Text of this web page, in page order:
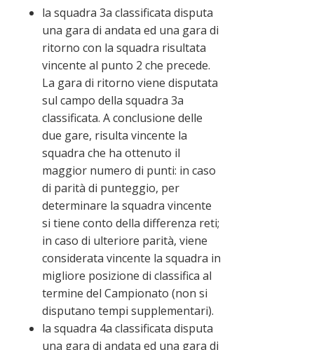
la squadra 3a classificata disputa
una gara di andata ed una gara di
ritorno con la squadra risultata
vincente al punto 2 che precede.
La gara di ritorno viene disputata
sul campo della squadra 3a
classificata. A conclusione delle
due gare, risulta vincente la
squadra che ha ottenuto il
maggior numero di punti: in caso
di parità di punteggio, per
determinare la squadra vincente
si tiene conto della differenza reti;
in caso di ulteriore parità, viene
considerata vincente la squadra in
migliore posizione di classifica al
termine del Campionato (non si
disputano tempi supplementari).
la squadra 4a classificata disputa
una gara di andata ed una gara di